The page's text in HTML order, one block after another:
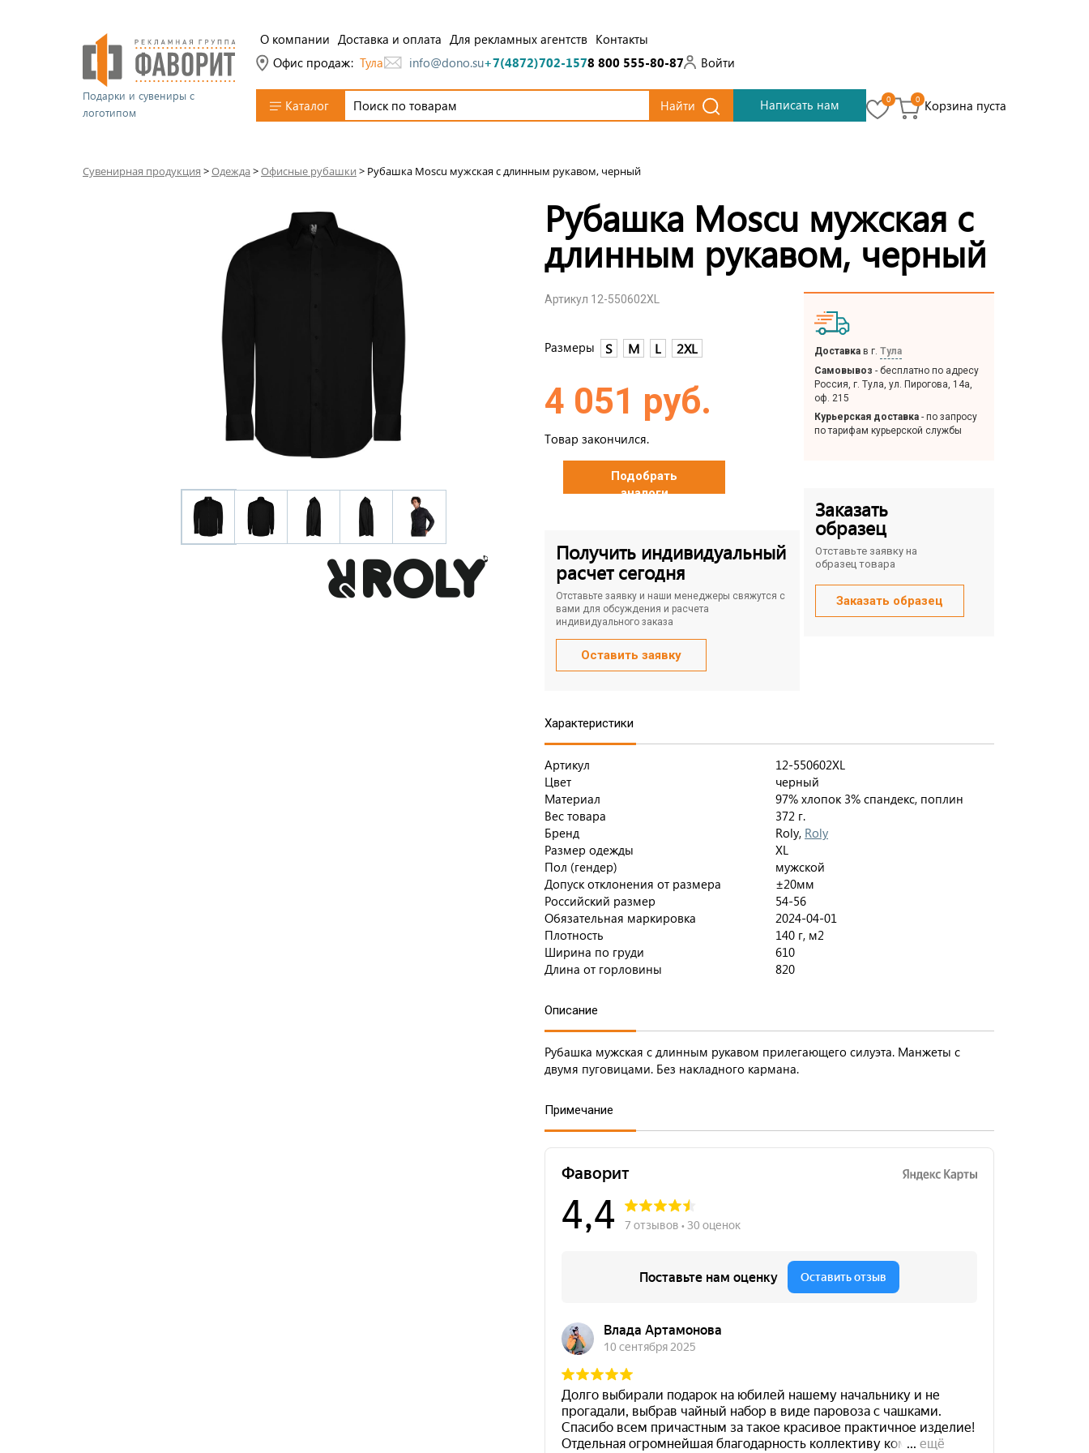
Подарки и сувениры с
логотипом
О компании Доставка и оплата Для рекламных агентств Контакты
Офис продаж: Тула info@dono.su+7(4872)702-1578 800 555-80-87 Войти
Каталог Найти Написать нам 0 0 Корзина пуста
Сувенирная продукция >Одежда>Офисные рубашки > Рубашка Moscu мужская с длинным рукавом, черный
Рубашка Moscu мужская с
длинным рукавом, черный
Артикул 12-550602XL
Размеры S M L 2XL
4 051 руб.
Товар закончился.
Подобрать
аналоги
Получить индивидуальный
расчет сегодня
Отставьте заявку и наши менеджеры свяжутся с
вами для обсуждения и расчета
индивидуального заказа
Оставить заявку
Доставка в г. Тула
Самовывоз - бесплатно по адресу
Россия, г. Тула, ул. Пирогова, 14а,
оф. 215
Курьерская доставка - по запросу
по тарифам курьерской службы
Заказать
образец
Отставьте заявку на
образец товара
Заказать образец
Характеристики
Артикул
12-550602XL
Цвет
черный
Материал
97% хлопок 3% спандекс, поплин
Вес товара
372 г.
Бренд
Roly, Roly
Размер одежды
XL
Пол (гендер)
мужской
Допуск отклонения от размера
±20мм
Российский размер
54-56
Обязательная маркировка
2024-04-01
Плотность
140 г, м2
Ширина по груди
610
Длина от горловины
820
Описание
Рубашка мужская с длинным рукавом прилегающего силуэта. Манжеты с
двумя пуговицами. Без накладного кармана.
Примечание